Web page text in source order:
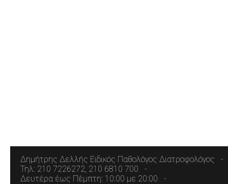
Δημήτρης Δελλής Ειδικός Παθολόγος Διατροφολόγος
Τηλ: 210 7226272, 210 6810 700
Δευτέρα έως Πέμπτη: 10:00 με 20:00